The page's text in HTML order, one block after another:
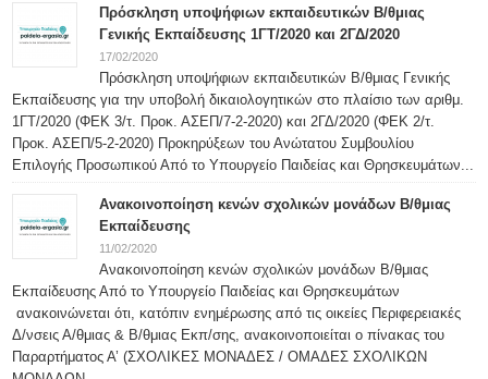
Πρόσκληση υποψήφιων εκπαιδευτικών Β/θμιας
Γενικής Εκπαίδευσης 1ΓT/2020 και 2ΓΔ/2020
17/02/2020
Πρόσκληση υποψήφιων εκπαιδευτικών Β/θμιας Γενικής
Εκπαίδευσης για την υποβολή δικαιολογητικών στο πλαίσιο των αριθμ.
1ΓT/2020 (ΦΕΚ 3/τ. Προκ. ΑΣΕΠ/7-2-2020) και 2ΓΔ/2020 (ΦΕΚ 2/τ.
Προκ. ΑΣΕΠ/5-2-2020) Προκηρύξεων του Ανώτατου Συμβουλίου
Επιλογής Προσωπικού Από το Υπουργείο Παιδείας και Θρησκευμάτων...
Ανακοινοποίηση κενών σχολικών μονάδων Β/θμιας
Εκπαίδευσης
11/02/2020
Ανακοινοποίηση κενών σχολικών μονάδων Β/θμιας
Εκπαίδευσης Από το Υπουργείο Παιδείας και Θρησκευμάτων
ανακοινώνεται ότι, κατόπιν ενημέρωσης από τις οικείες Περιφερειακές
Δ/νσεις Α/θμιας & Β/θμιας Εκπ/σης, ανακοινοποιείται ο πίνακας του
Παραρτήματος Α’ (ΣΧΟΛΙΚΕΣ ΜΟΝΑΔΕΣ / ΟΜΑΔΕΣ ΣΧΟΛΙΚΩΝ